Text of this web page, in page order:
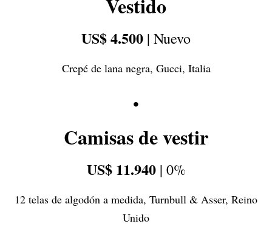
Vestido
US$ 4.500 | Nuevo
Crepé de lana negra, Gucci, Italia
•
Camisas de vestir
US$ 11.940| 0%
12 telas de algodón a medida, Turnbull & Asser, Reino
Unido